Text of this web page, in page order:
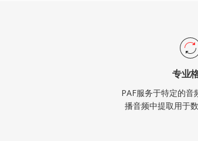
专业
PAF服务于特定的音
播音频中提取用于